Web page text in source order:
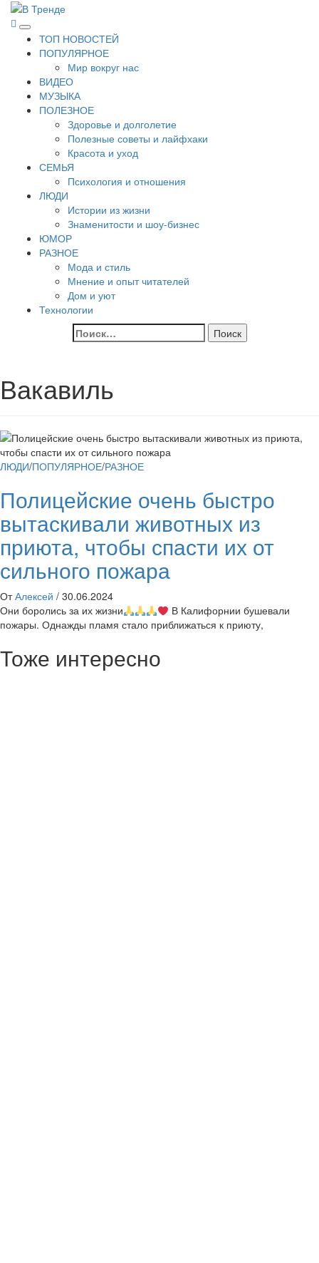
Перейти
содержимому
В Тренде
Самые свежие новости интернета
Основное
меню
ТОП НОВОСТЕЙ
ПОПУЛЯРНОЕ
Мир вокруг нас
ВИДЕО
МУЗЫКА
ПОЛЕЗНОЕ
Здоровье и долголетие
Полезные советы и лайфхаки
Красота и уход
СЕМЬЯ
Психология и отношения
ЛЮДИ
Истории из жизни
Знаменитости и шоу-бизнес
ЮМОР
РАЗНОЕ
Мода и стиль
Мнение и опыт читателей
Дом и уют
Технологии
Найти:
Вакавиль
ЛЮДИ/ПОПУЛЯРНОЕ/РАЗНОЕ
Полицейские очень быстро
вытаскивали животных из
приюта, чтобы спасти их от
сильного пожара
От Алексей / 30.06.2024
Они боролись за их жизни
В Калифорнии бушевали
пожары. Однажды пламя стало приближаться к приюту,
Тоже интересно